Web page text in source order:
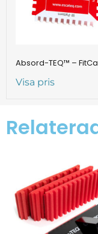
Absord-TEQ™ –
Visa pris